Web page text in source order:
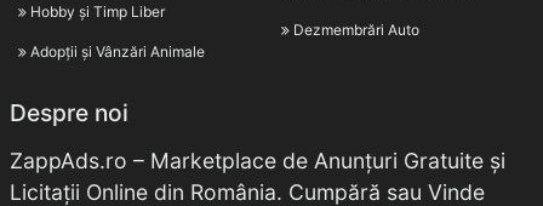
Hobby și Timp Liber
Adopții și Vânzări Animale
Dezmembrări Auto
Despre noi
ZappAds.ro – Marketplace de Anunțuri Gratuite și
Licitații Online din România. Cumpără sau Vinde